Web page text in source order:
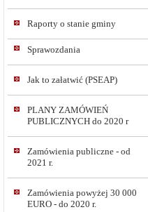
Raporty o stanie gminy
Sprawozdania
Jak to załatwić (PSEAP)
PLANY ZAMÓWIEŃ
PUBLICZNYCH do 2020 r
Zamówienia publiczne - od
2021 r.
Zamówienia powyżej 30 000
EURO - do 2020 r.